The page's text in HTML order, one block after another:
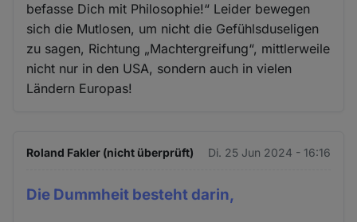
befasse Dich mit Philosophie!“ Leider bewegen
sich die Mutlosen, um nicht die Gefühlsduseligen
zu sagen, Richtung „Machtergreifung“, mittlerweile
nicht nur in den USA, sondern auch in vielen
Ländern Europas!
Roland Fakler (nicht überprüft) Di. 25 Jun 2024 - 16:16
Die Dummheit besteht darin,